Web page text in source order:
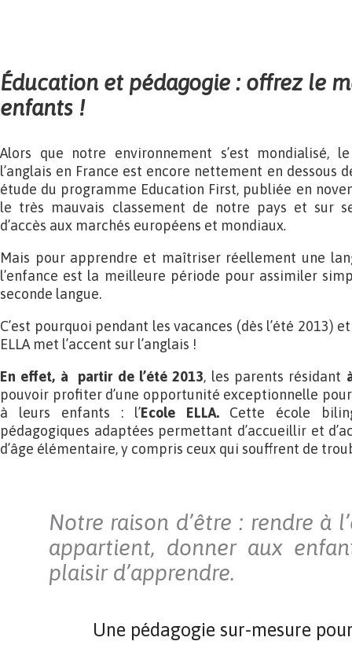
Éducation et pédagogie : offrez le
enfants !
Alors que notre environnement s’est mondialisé,
l’anglais en France est encore nettement en dessous
étude du programme Education First, publiée en
le très mauvais classement de notre pays et sur
d’accès aux marchés européens et mondiaux.
Mais pour apprendre et maîtriser réellement une
l’enfance est la meilleure période pour assimiler
seconde langue.
C’est pourquoi pendant les vacances (dès l’été 2013)
ELLA met l’accent sur l’anglais !
En effet, à partir de l’été 2013, les parents résidant
pouvoir profiter d’une opportunité exceptionnelle
à leurs enfants : l’Ecole ELLA. Cette école
pédagogiques adaptées permettant d’accueillir et
d’âge élémentaire, y compris ceux qui souffrent de
Notre raison d’être : rendre à
appartient, donner aux
plaisir d’apprendre.
Une pédagogie sur-mesure